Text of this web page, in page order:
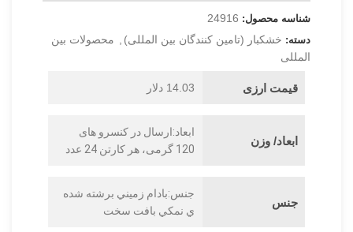
شناسه محصول: 24916
دسته: خشکبار (تامین کنندگان بین المللی) , محصولات بین
المللی
قیمت ارزی 14.03 دلار
ابعاد/ وزن
ابعاد:ارسال در کنسرو های
120 گرمی، هر کارتن 24 عدد
جنس
جنس:بادام زميني برشته شده
ي نمکي بافت سخت